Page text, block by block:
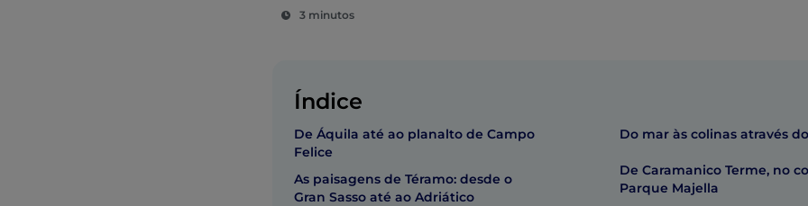
3 minutos
Índice
De Áquila até ao planalto de Campo
Felice
As paisagens de Téramo: desde o
Gran Sasso até ao Adriático
Do mar às colinas através
De Caramanico Terme, no
Parque Majella